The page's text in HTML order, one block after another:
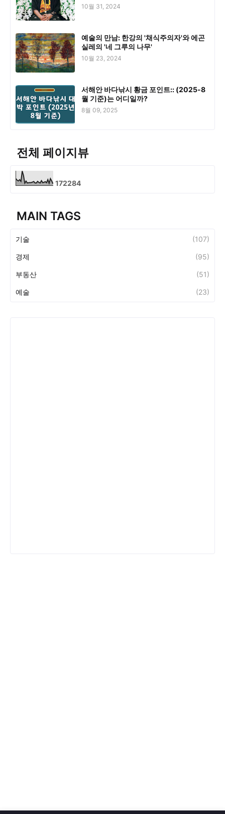
10월 31, 2024
예술의 만남: 한강의 '채식주의자'와 에곤
실레의 '네 그루의 나무'
10월 23, 2024
서해안 바다낚시 황금 포인트:: (2025-8
월 기준)는 어디일까?
8월 09, 2025
전체 페이지뷰
172284
MAIN TAGS
기술 (107)
경제 (95)
부동산 (51)
예술 (23)